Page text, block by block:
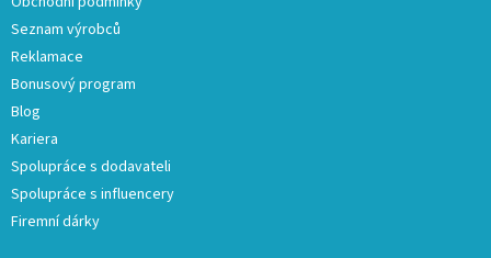
Seznam výrobců
Reklamace
Bonusový program
Blog
Kariera
Spolupráce s dodavateli
Spolupráce s influencery
Firemní dárky